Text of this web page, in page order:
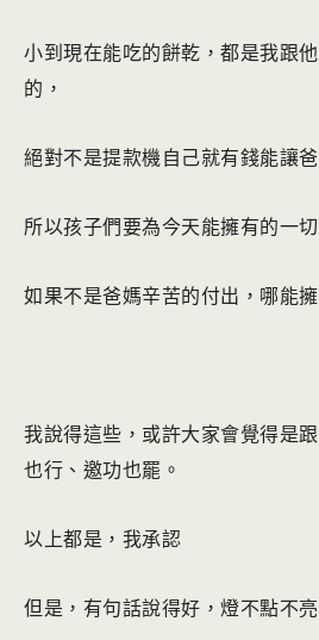
小到現在能吃的餅乾，都是我跟
的，
絕對不是提款機自己就有錢能讓
所以孩子們要為今天能擁有的一切
如果不是爸媽辛苦的付出，哪能
我說得這些，或許大家會覺得是
也行、邀功也罷。
以上都是，我承認
但是，有句話說得好，燈不點不